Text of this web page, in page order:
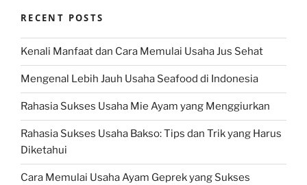
RECENT POSTS
Kenali Manfaat dan Cara Memulai Usaha Jus Sehat
Mengenal Lebih Jauh Usaha Seafood di Indonesia
Rahasia Sukses Usaha Mie Ayam yang Menggiurkan
Rahasia Sukses Usaha Bakso: Tips dan Trik yang Harus
Diketahui
Cara Memulai Usaha Ayam Geprek yang Sukses